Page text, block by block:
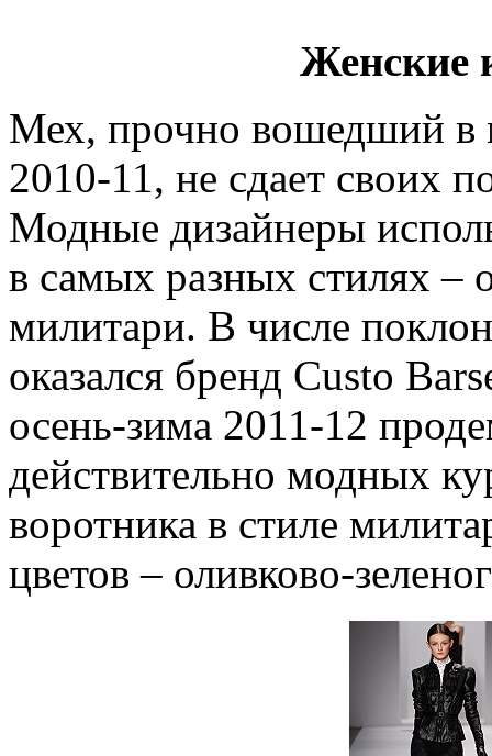
Женские
Мех, прочно вошедший в
2010-11, не сдает своих
Модные дизайнеры
в самых разных стилях –
милитари. В числе
оказался бренд Custo
осень-зима 2011-12
действительно модных
воротника в стиле
цветов – оливково-